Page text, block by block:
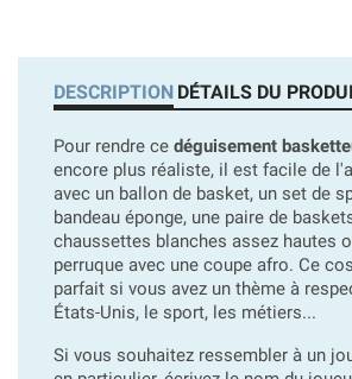
DESCRIPTION DÉTAILS DU
Pour rendre ce déguisement
encore plus réaliste, il est facile de
avec un ballon de basket, un set de
bandeau éponge, une paire de
chaussettes blanches assez hautes
perruque avec une coupe afro. Ce
parfait si vous avez un thème à
États-Unis, le sport, les métiers...
Si vous souhaitez ressembler à un